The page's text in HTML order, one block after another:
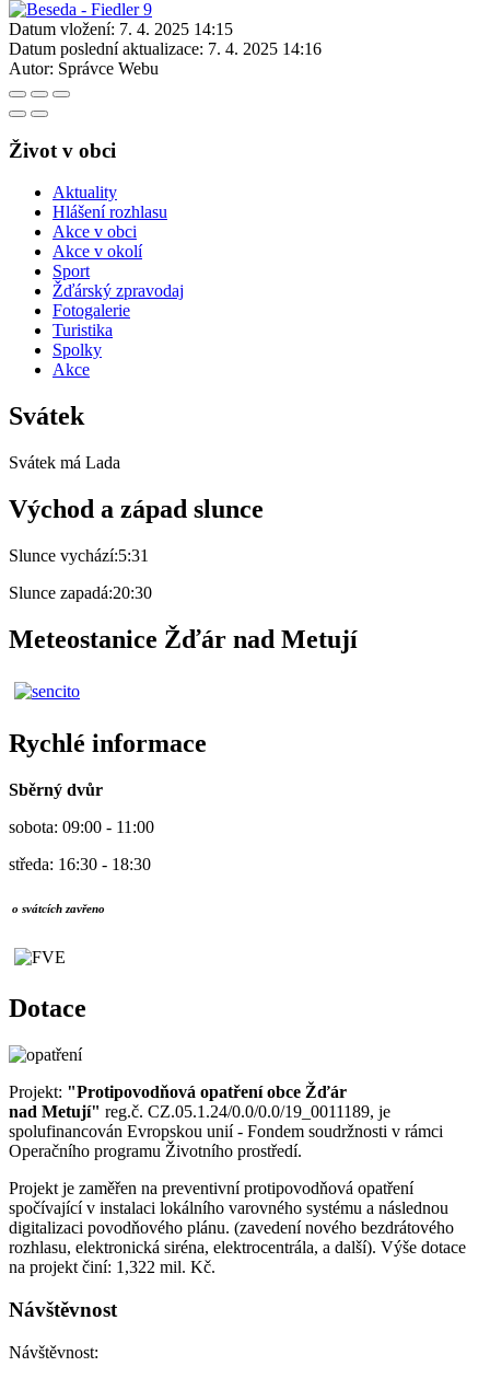
Datum vložení: 7. 4. 2025 14:15
Datum poslední aktualizace: 7. 4. 2025 14:16
Autor: Správce Webu
Život v obci
Aktuality
Hlášení rozhlasu
Akce v obci
Akce v okolí
Sport
Žďárský zpravodaj
Fotogalerie
Turistika
Spolky
Akce
Svátek
Svátek má Lada
Východ a západ slunce
Slunce vychází:5:31
Slunce zapadá:20:30
Meteostanice Žďár nad Metují
Rychlé informace
Sběrný dvůr
sobota: 09:00 - 11:00
středa: 16:30 - 18:30
o svátcích zavřeno
Dotace
Projekt: "Protipovodňová opatření obce Žďár
nad Metují" reg.č. CZ.05.1.24/0.0/0.0/19_0011189, je
spolufinancován Evropskou unií - Fondem soudržnosti v rámci
Operačního programu Životního prostředí.
Projekt je zaměřen na preventivní protipovodňová opatření
spočívající v instalaci lokálního varovného systému a následnou
digitalizaci povodňového plánu. (zavedení nového bezdrátového
rozhlasu, elektronická siréna, elektrocentrála, a další). Výše dotace
na projekt činí: 1,322 mil. Kč.
Návštěvnost
Návštěvnost: